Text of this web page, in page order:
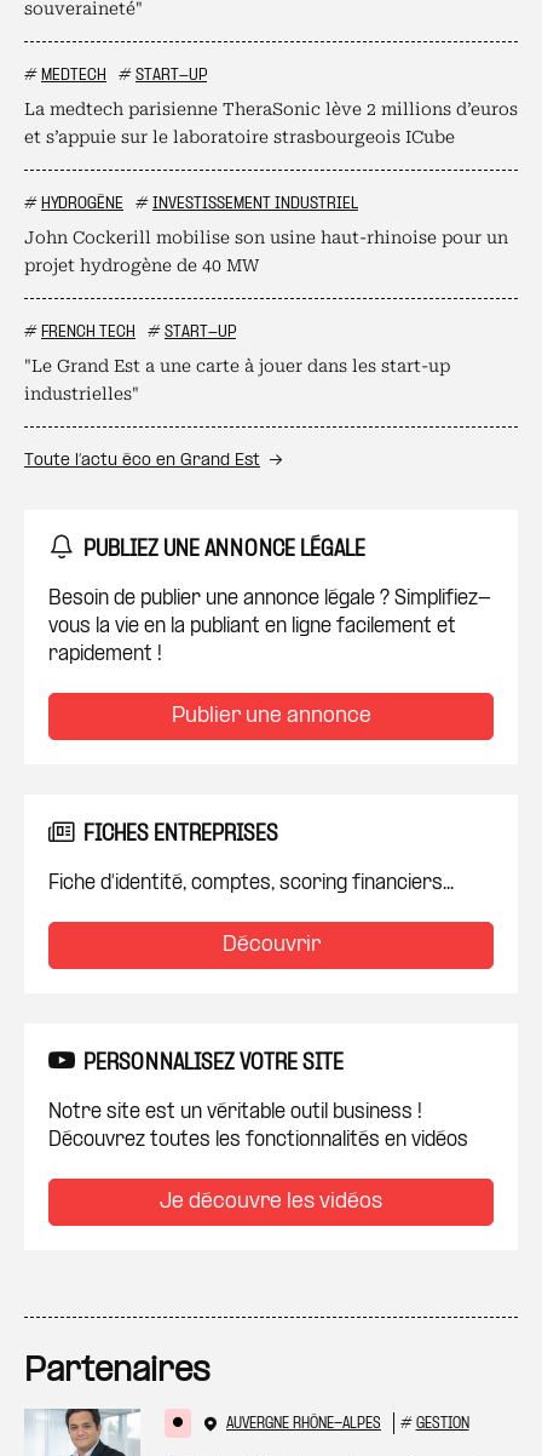
souveraineté"
# MEDTECH # START-UP
La medtech parisienne TheraSonic lève 2 millions d’euros
et s’appuie sur le laboratoire strasbourgeois ICube
# HYDROGÈNE # INVESTISSEMENT INDUSTRIEL
John Cockerill mobilise son usine haut-rhinoise pour un
projet hydrogène de 40 MW
# FRENCH TECH # START-UP
"Le Grand Est a une carte à jouer dans les start-up
industrielles"
Toute l’actu éco en Grand Est
PUBLIEZ UNE ANNONCE LÉGALE
Besoin de publier une annonce légale ? Simplifiez-
vous la vie en la publiant en ligne facilement et
rapidement !
Publier une annonce
FICHES ENTREPRISES
Fiche d'identité, comptes, scoring financiers...
Découvrir
PERSONNALISEZ VOTRE SITE
Notre site est un véritable outil business !
Découvrez toutes les fonctionnalités en vidéos
Je découvre les vidéos
Partenaires
AUVERGNE RHÔNE-ALPES # GESTION